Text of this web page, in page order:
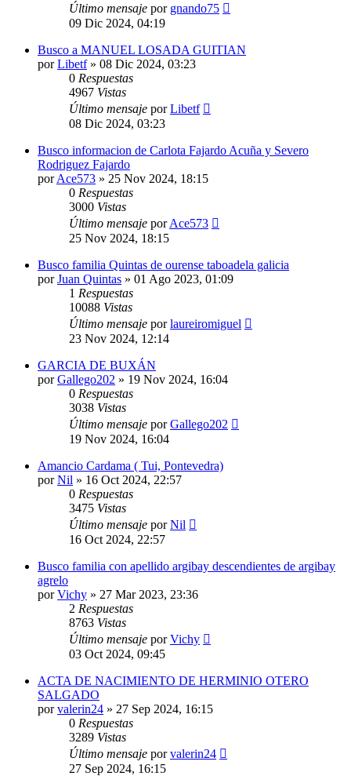
Último mensaje por gnando75
09 Dic 2024, 04:19
Busco a MANUEL LOSADA GUITIAN
porLibetf» 08 Dic 2024, 03:23
0 Respuestas
4967 Vistas
Último mensaje porLibetf
08 Dic 2024, 03:23
Busco informacion de Carlota Fajardo Acuña y Severo
Rodriguez Fajardo
porAce573 » 25 Nov 2024, 18:15
0 Respuestas
3000 Vistas
Último mensaje porAce573
25 Nov 2024, 18:15
Busco familia Quintas de ourense taboadela galicia
porJuan Quintas » 01 Ago 2023, 01:09
1 Respuestas
10088 Vistas
Último mensaje porlaureiromiguel
23 Nov 2024, 12:14
GARCIA DE BUXÁN
porGallego202 » 19 Nov 2024, 16:04
0 Respuestas
3038 Vistas
Último mensaje porGallego202
19 Nov 2024, 16:04
Amancio Cardama ( Tui, Pontevedra)
porNil » 16 Oct 2024, 22:57
0 Respuestas
3475 Vistas
Último mensaje porNil
16 Oct 2024, 22:57
Busco familia con apellido argibay descendientes de argibay
agrelo
porVichy » 27 Mar 2023, 23:36
2 Respuestas
8763 Vistas
Último mensaje porVichy
03 Oct 2024, 09:45
ACTA DE NACIMIENTO DE HERMINIO OTERO
SALGADO
porvalerin24 » 27 Sep 2024, 16:15
0 Respuestas
3289 Vistas
Último mensaje porvalerin24
27 Sep 2024, 16:15